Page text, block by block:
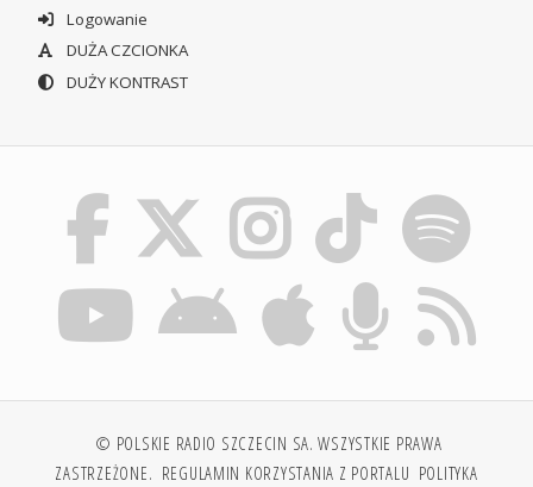
Logowanie
DUŻA CZCIONKA
DUŻY KONTRAST
© POLSKIE RADIO SZCZECIN SA. WSZYSTKIE PRAWA
ZASTRZEŻONE. REGULAMIN KORZYSTANIA Z PORTALU POLITYKA